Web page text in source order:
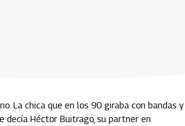
La chica que en los 90 giraba con bandas y
decía Héctor Buitrago, su partner en